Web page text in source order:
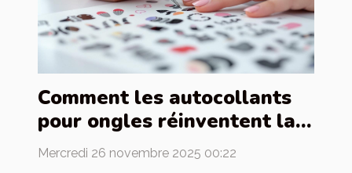
Comment les autocollants
pour ongles réinventent la
manucure française ?
Mercredi 26 novembre 2025 00:22